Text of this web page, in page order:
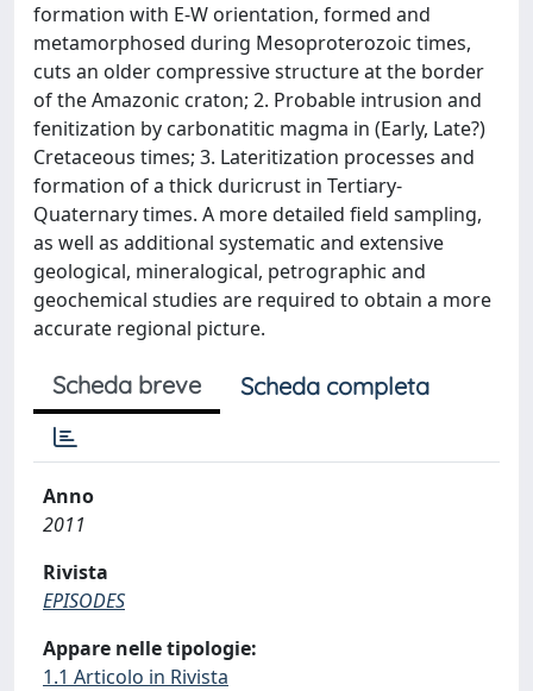
formation with E-W orientation, formed and
metamorphosed during Mesoproterozoic times,
cuts an older compressive structure at the border
of the Amazonic craton; 2. Probable intrusion and
fenitization by carbonatitic magma in (Early, Late?)
Cretaceous times; 3. Lateritization processes and
formation of a thick duricrust in Tertiary-
Quaternary times. A more detailed field sampling,
as well as additional systematic and extensive
geological, mineralogical, petrographic and
geochemical studies are required to obtain a more
accurate regional picture.
Scheda breve Scheda completa
Anno
2011
Rivista
EPISODES
Appare nelle tipologie:
1.1 Articolo in Rivista